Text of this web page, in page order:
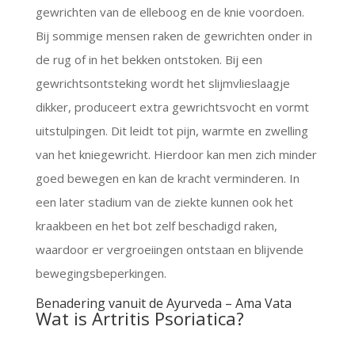
gewrichten van de elleboog en de knie voordoen.
Bij sommige mensen raken de gewrichten onder in
de rug of in het bekken ontstoken. Bij een
gewrichtsontsteking wordt het slijmvlieslaagje
dikker, produceert extra gewrichtsvocht en vormt
uitstulpingen. Dit leidt tot pijn, warmte en zwelling
van het kniegewricht. Hierdoor kan men zich minder
goed bewegen en kan de kracht verminderen. In
een later stadium van de ziekte kunnen ook het
kraakbeen en het bot zelf beschadigd raken,
waardoor er vergroeiingen ontstaan en blijvende
bewegingsbeperkingen.
Benadering vanuit de Ayurveda – Ama Vata
Wat is Artritis Psoriatica?